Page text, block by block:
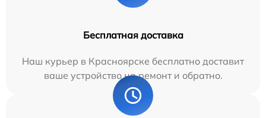
Бесплатная доставка
Наш курьер в Красноярске бесплатно доставит
ваше устройство на ремонт и обратно.